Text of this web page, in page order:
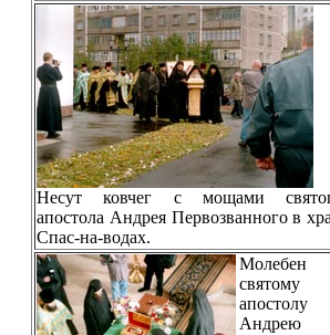
Несут ковчег с мощами
апостола Андрея Первозванного в
Спас-на-водах.
Молебен
святому
апостолу
Андрею